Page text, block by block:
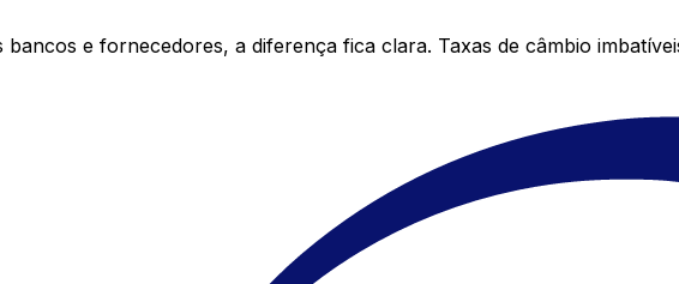
e fornecedores, a diferença fica clara. Taxas de câmbio